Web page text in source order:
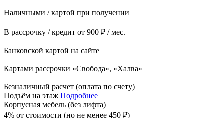
Наличными / картой при получении
В рассрочку / кредит от 900 ₽ / мес.
Банковской картой на сайте
Картами рассрочки «Свобода», «Халва»
Безналичный расчет (оплата по счету)
Подъём на этаж Подробнее
Корпусная мебель (без лифта)
4% от стоимости (но не менее 450 ₽)